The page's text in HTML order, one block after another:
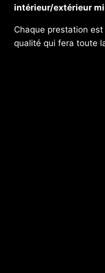
intérieur/extérieur
Chaque prestation
qualité qui fera toute